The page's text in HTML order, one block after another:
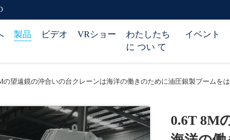
製品 ビデオ VRショー
わたしたち
に つい て
イベント
の望遠鏡の沖合いの台クレーンは海洋の働きのために油圧銀製ブームを
0.6T 8M